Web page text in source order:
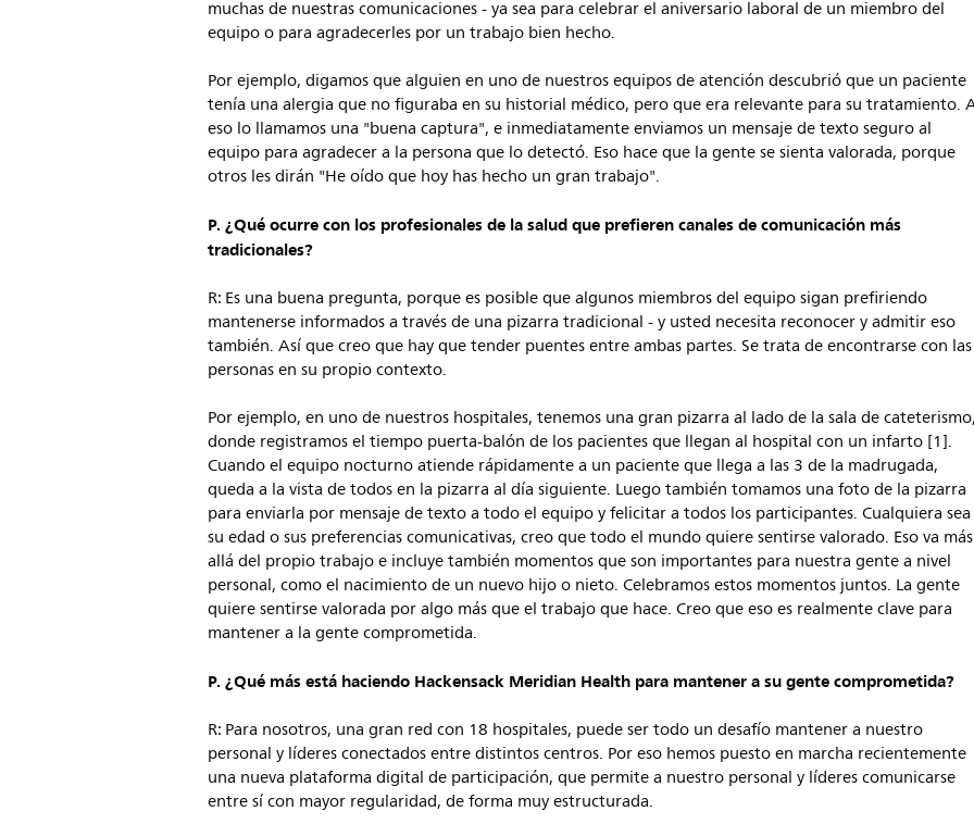
muchas de nuestras comunicaciones - ya sea para celebrar el aniversario laboral de un miembro del
equipo o para agradecerles por un trabajo bien hecho.
Por ejemplo, digamos que alguien en uno de nuestros equipos de atención descubrió que un paciente
tenía una alergia que no figuraba en su historial médico, pero que era relevante para su tratamiento.
eso lo llamamos una "buena captura", e inmediatamente enviamos un mensaje de texto seguro al
equipo para agradecer a la persona que lo detectó. Eso hace que la gente se sienta valorada, porque
otros les dirán "He oído que hoy has hecho un gran trabajo".
P. ¿Qué ocurre con los profesionales de la salud que prefieren canales de comunicación más
tradicionales?
R: Es una buena pregunta, porque es posible que algunos miembros del equipo sigan prefiriendo
mantenerse informados a través de una pizarra tradicional - y usted necesita reconocer y admitir eso
también. Así que creo que hay que tender puentes entre ambas partes. Se trata de encontrarse con las
personas en su propio contexto.
Por ejemplo, en uno de nuestros hospitales, tenemos una gran pizarra al lado de la sala de
donde registramos el tiempo puerta-balón de los pacientes que llegan al hospital con un infarto [1].
Cuando el equipo nocturno atiende rápidamente a un paciente que llega a las 3 de la madrugada,
queda a la vista de todos en la pizarra al día siguiente. Luego también tomamos una foto de la pizarra
para enviarla por mensaje de texto a todo el equipo y felicitar a todos los participantes. Cualquiera sea
su edad o sus preferencias comunicativas, creo que todo el mundo quiere sentirse valorado. Eso va más
allá del propio trabajo e incluye también momentos que son importantes para nuestra gente a nivel
personal, como el nacimiento de un nuevo hijo o nieto. Celebramos estos momentos juntos. La gente
quiere sentirse valorada por algo más que el trabajo que hace. Creo que eso es realmente clave para
mantener a la gente comprometida.
P. ¿Qué más está haciendo Hackensack MeridianHealthpara mantener a su gente comprometida?
R: Para nosotros, una gran red con 18 hospitales, puede ser todo un desafío mantener a nuestro
personal y líderes conectados entre distintos centros. Por eso hemos puesto en marcha recientemente
una nueva plataforma digital de participación, que permite a nuestro personal y líderes comunicarse
entre sí con mayor regularidad, de forma muy estructurada.